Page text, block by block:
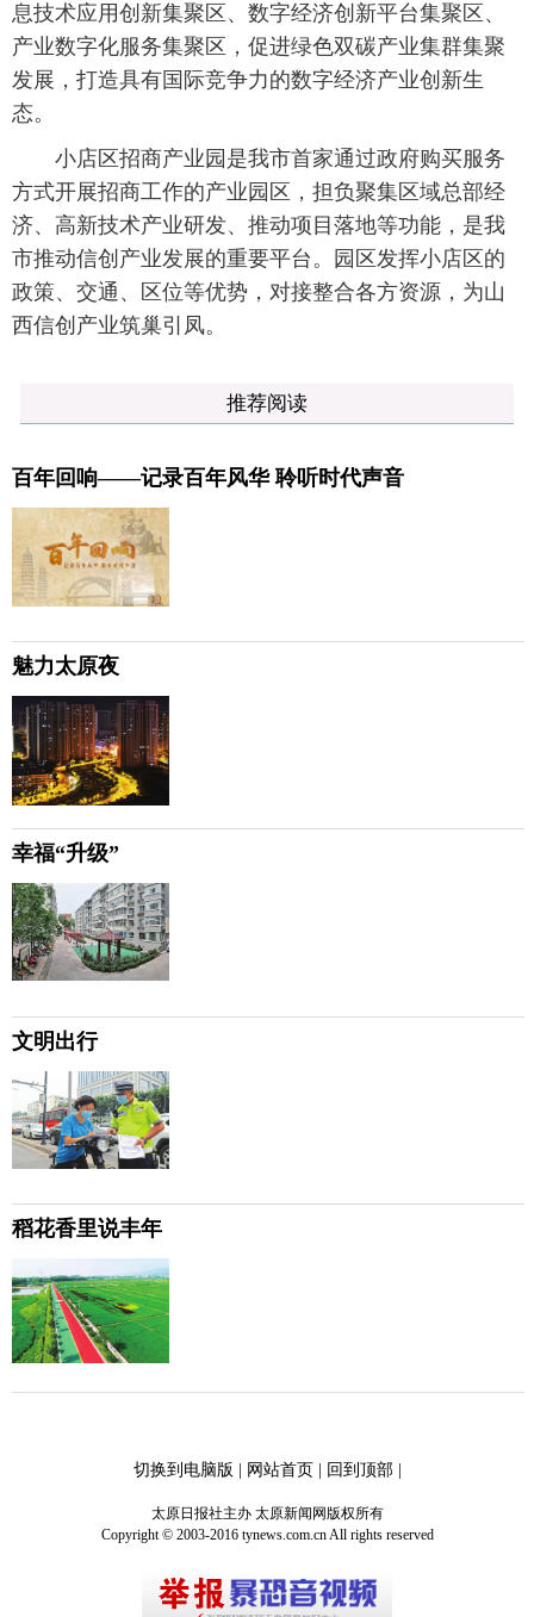
息技术应用创新集聚区、数字经济创新平台集聚区、
产业数字化服务集聚区，促进绿色双碳产业集群集聚
发展，打造具有国际竞争力的数字经济产业创新生
态。
小店区招商产业园是我市首家通过政府购买服务
方式开展招商工作的产业园区，担负聚集区域总部经
济、高新技术产业研发、推动项目落地等功能，是我
市推动信创产业发展的重要平台。园区发挥小店区的
政策、交通、区位等优势，对接整合各方资源，为山
西信创产业筑巢引凤。
推荐阅读
百年回响——记录百年风华 聆听时代声音
魅力太原夜
幸福“升级”
文明出行
稻花香里说丰年
切换到电脑版 | 网站首页| 回到顶部|
太原日报社主办 太原新闻网版权所有
Copyright © 2003-2016 tynews.com.cn All rights reserved